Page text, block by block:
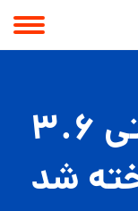
یک آدرس اینترنتی ۳.۶
شد